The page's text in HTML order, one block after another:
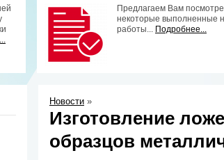
Предлагаем Вам
некоторые выполненные
работы... Подробнее...
Новости »
Изготовление
образцов